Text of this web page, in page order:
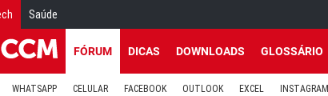
Saúde
FÓRUM DICAS DOWNLOADS GLOSSÁRIO
WHATSAPP CELULAR FACEBOOK OUTLOOK EXCEL INSTAGRAM